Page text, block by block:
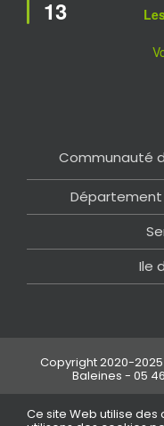
13
Communauté
Ile
Copyright 2020-
Baleines - 05
Ce site Web utilise des